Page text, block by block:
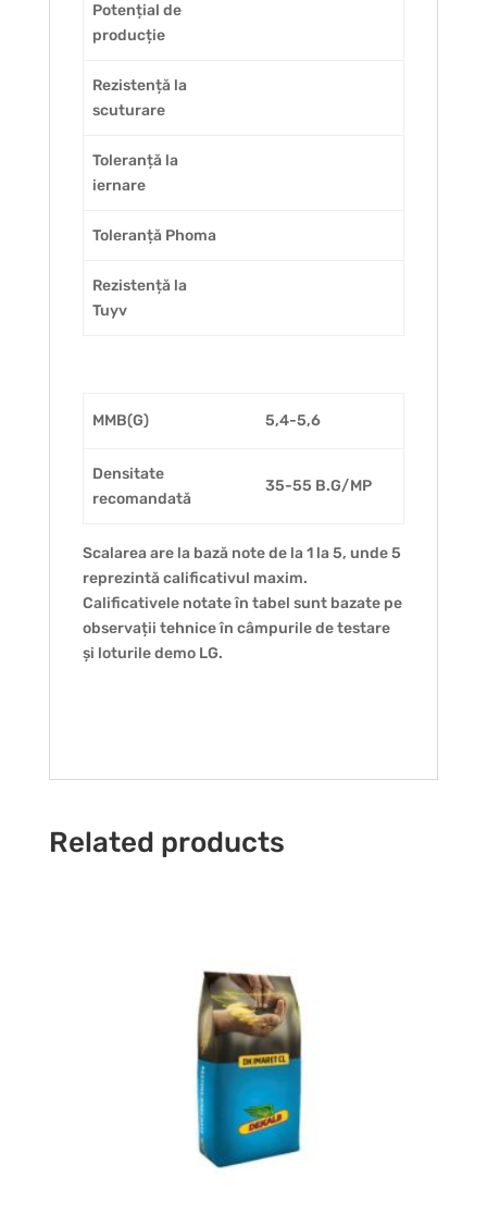
Potențial de
producție
Rezistență la
scuturare
Toleranță la
iernare
Toleranță Phoma
Rezistență la
Tuyv
MMB(G) 5,4-5,6
Densitate
recomandată
35-55 B.G/MP
Scalarea are la bază note de la 1 la 5, unde 5
reprezintă calificativul maxim.
Calificativele notate în tabel sunt bazate pe
observații tehnice în câmpurile de testare
și loturile demo LG.
Related products